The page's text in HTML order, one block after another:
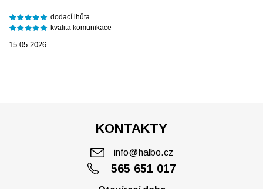
dodací lhůta
kvalita komunikace
15.05.2026
KONTAKTY
565 651 017
info@halbo.cz